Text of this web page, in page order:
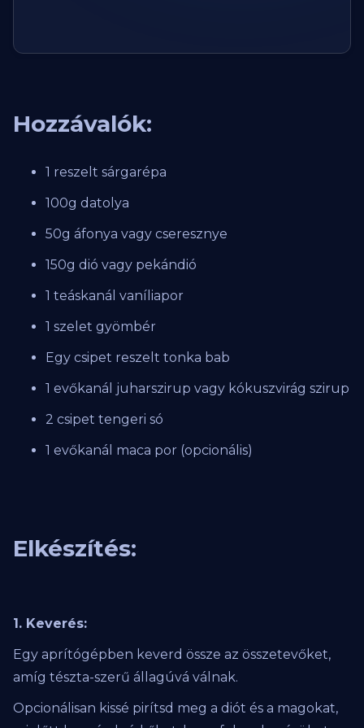
Hozzávalók:
1 reszelt sárgarépa
100g datolya
50g áfonya vagy cseresznye
150g dió vagy pekándió
1 teáskanál vaníliapor
1 szelet gyömbér
Egy csipet reszelt tonka bab
1 evőkanál juharszirup vagy kókuszvirág szirup
2 csipet tengeri só
1 evőkanál maca por (opcionális)
Elkészítés:
1. Keverés:
Egy aprítógépben keverd össze az összetevőket,
amíg tészta-szerű állagúvá válnak.
Opcionálisan kissé pirítsd meg a diót és a magokat,